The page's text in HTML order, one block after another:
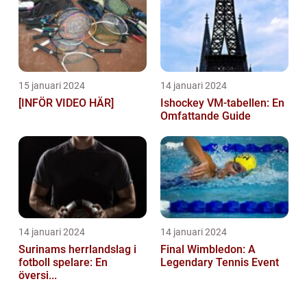
15 januari 2024
[INFÖR VIDEO HÄR]
14 januari 2024
Ishockey VM-tabellen: En
Omfattande Guide
14 januari 2024
Surinams herrlandslag i
fotboll spelare: En
översi...
14 januari 2024
Final Wimbledon: A
Legendary Tennis Event